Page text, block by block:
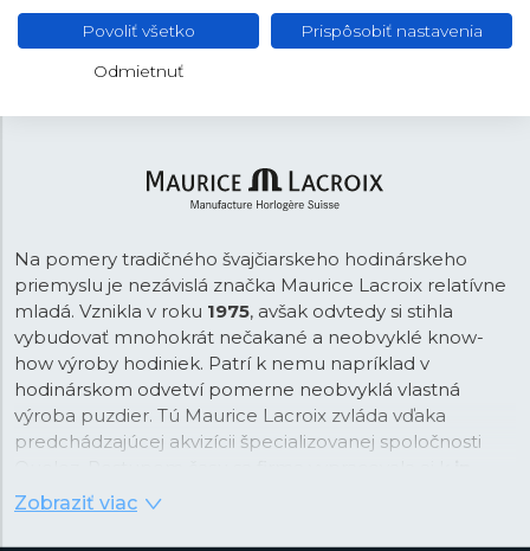
ROZTEČ 23 mm
SPONA Motýliková
Na pomery tradičného švajčiarskeho hodinárskeho
priemyslu je nezávislá značka Maurice Lacroix relatívne
mladá. Vznikla v roku 1975, avšak odvtedy si stihla
vybudovať mnohokrát nečakané a neobvyklé know-
how výroby hodiniek. Patrí k nemu napríklad v
hodinárskom odvetví pomerne neobvyklá vlastná
výroba puzdier. Tú Maurice Lacroix zvláda vďaka
predchádzajúcej akvizícii špecializovanej spoločnosti
house výrobe strojčekov
sústredí na špičkové hodinárske komplikácie, ako sú
napríklad retrográdne ukazovatele,tourbillona ďalšie.
Zobraziť viac
Povoliť všetko Prispôsobiť nastavenia
Odmietnuť